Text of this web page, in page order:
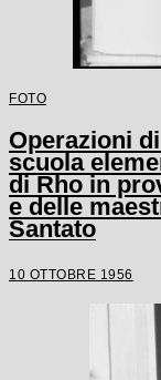
FOTO
Operazioni
scuola
di Rho in
e delle
Santato
10 OTTOBRE 1956